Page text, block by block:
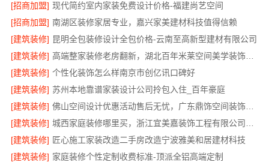
[招商加盟] 现代简约室内家装免费设计价格-福建尚艺空间
[招商加盟] 南湖区装修家居专业，嘉兴家美建材科技值得信赖
[建筑装修] 昆明全包装修设计全包价格-云南至高新型建材有限公司
[建筑装修]
高端整家装修老房翻新，湖北百年米莱空间美学装饰材料有限公司
[建筑装修] 个性化装饰怎么样南京市创亿讯口碑好
[建筑装修] 苏州本地靠谱家装设计公司拎包入住_百年豪庭
[建筑装修]
佛山空间设计优惠活动售后无忧，广东鼎饰空间装饰工程有限公司
[建筑装修]
[建筑装修] 匠心施工家装改造二手房改造宁波雅美和居建材科技
[建筑装修] 家庭装修个性定制收费标准-顶派全铝高端定制